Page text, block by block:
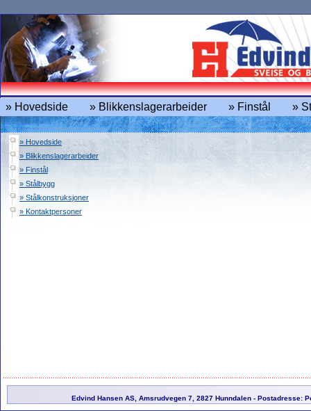
» Hovedside » Blikkenslagerarbeider » Finstål »
» Hovedside
» Blikkenslagerarbeider
» Finstål
» Stålbygg
» Stålkonstruksjoner
» Kontaktpersoner
Edvind Hansen AS, Amsrudvegen 7, 2827 Hunndalen - Postadresse: